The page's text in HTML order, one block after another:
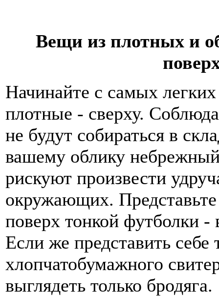
Вещи из плотных и
Начинайте с самых
плотные - сверху.
не будут собираться в
вашему облику
рискуют произвести
окружающих.
поверх тонкой футболки -
Если же представить
хлопчатобумажного
выглядеть только бродяга.